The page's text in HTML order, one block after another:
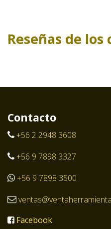
Reseñas de
Contacto
+56 2 2948 3608
+56 9 7898 3327
+56 9 7898 3500
Facebook